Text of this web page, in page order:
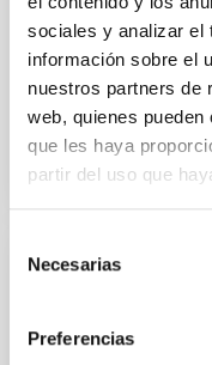
sociales y analizar el
información sobre el
nuestros partners de
web, quienes
que les haya
partir del uso que
Necesarias
Preferencias
Alarcon,
Fecha de
BIBCODE
NÚMERO DE
SIN ÁRBITRO
Habitable Worlds